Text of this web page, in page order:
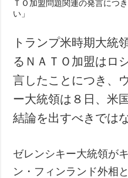
スポーツ
事故・緊急事態
特集
インタビュー
写真
トランプ米時期大統
るＮＡＴＯ加盟はロ
言したことにつき、
ー大統領は８日、米
結論を出すべきでは
ゼレンシキー大統領が
ン・フィンランド外相